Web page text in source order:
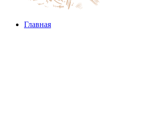
Главная